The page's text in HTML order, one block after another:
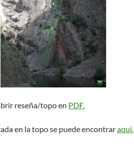
reseña/topo en PDF.
en la topo se puede encontraraquí.